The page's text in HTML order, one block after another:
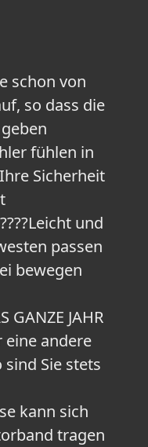
schon von
so dass die
fühlen in
Sicherheit
und
passen
bewegen
GANZE JAHR
eine andere
sind Sie stets
kann sich
tragen